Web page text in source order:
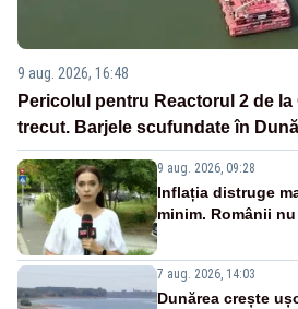
9 aug. 2026, 16:48
Pericolul pentru Reactorul 2 de
trecut. Barjele scufundate în
9 aug. 2026, 09:28
Inflația distruge
minim. Românii
7 aug. 2026, 14:03
Dunărea crește